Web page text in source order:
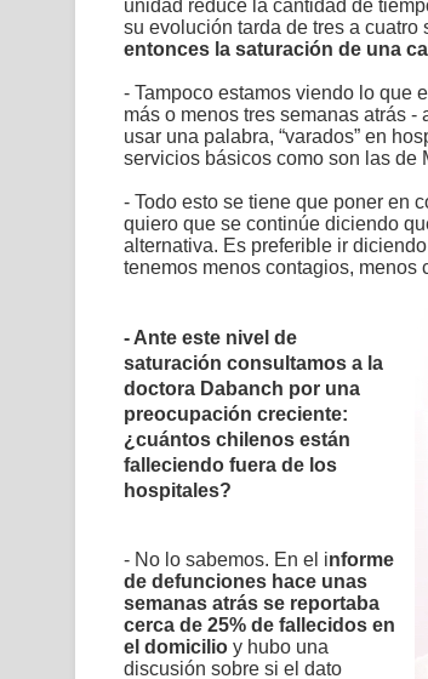
unidad reduce la cantidad de
su evolución tarda de tres a cuatro
entonces la saturación de una
- Tampoco estamos viendo lo que
más o menos tres semanas atrás
usar una palabra, “varados” en
servicios básicos como son las de
- Todo esto se tiene que poner en
quiero que se continúe diciendo
alternativa. Es preferible ir
tenemos menos contagios, menos
- Ante este nivel de
saturación consultamos a la
doctora Dabanch por una
preocupación creciente:
¿cuántos chilenos están
falleciendo fuera de los
hospitales?
- No lo sabemos. En el informe
de defunciones hace unas
semanas atrás se reportaba
cerca de 25% de fallecidos en
el domicilio y hubo una
discusión sobre si el dato